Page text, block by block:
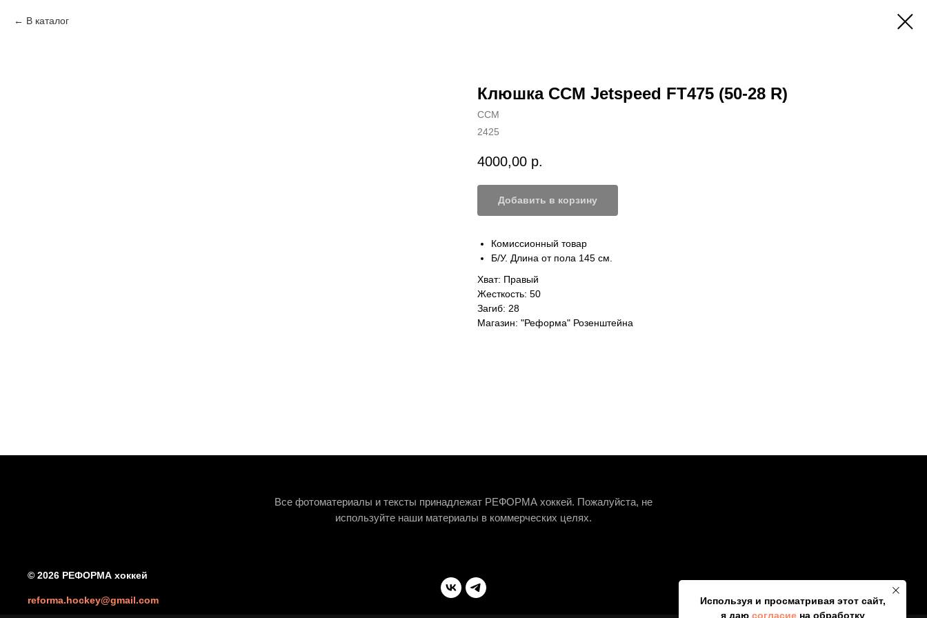
В каталог
Клюшка CCM Jetspeed FT475 (50-28 R)
CCM
2425
4000,00 р.
Добавить в корзину
Комиссионный товар
Б/У. Длина от пола 145 см.
Хват: Правый
Жесткость: 50
Загиб: 28
Магазин: "Реформа" Розенштейна
Все фотоматериалы и тексты принадлежат РЕФОРМА хоккей. Пожалуйста, не
используйте наши материалы в коммерческих целях.
© 2026 РЕФОРМА хоккей
reforma.hockey@gmail.com
Используя и просматривая этот сайт,
я даю согласиена обработку